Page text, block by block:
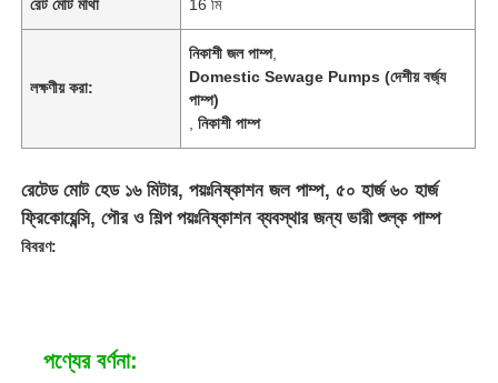
রেট মোট মাথা 16 মি
লক্ষণীয় করা:
নিকাশী জল পাম্প,
Domestic Sewage Pumps (দেশীয় বর্জ্য
পাম্প)
,নিকাশী পাম্প
রেটেড মোট হেড ১৬ মিটার, পয়ঃনিষ্কাশন জল পাম্প, ৫০ হার্জ ৬০ হার্জ
ফ্রিকোয়েন্সি, পৌর ও শিল্প পয়ঃনিষ্কাশন ব্যবস্থার জন্য ভারী শুল্ক পাম্প
বিবরণ:
পণ্যের বর্ণনা: